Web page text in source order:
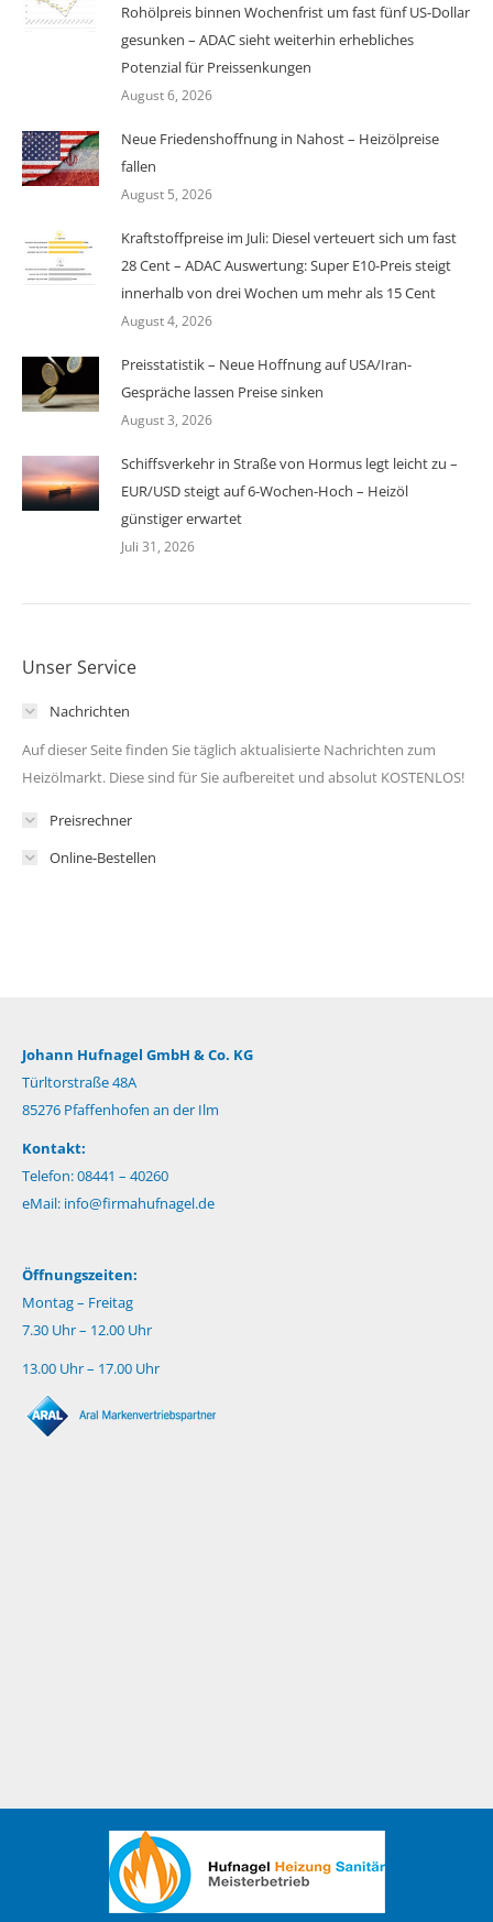
Rohölpreis binnen Wochenfrist um fast fünf US-Dollar
gesunken – ADAC sieht weiterhin erhebliches
Potenzial für Preissenkungen
August 6, 2026
Neue Friedenshoffnung in Nahost – Heizölpreise
fallen
August 5, 2026
Kraftstoffpreise im Juli: Diesel verteuert sich um fast
28 Cent – ADAC Auswertung: Super E10-Preis steigt
innerhalb von drei Wochen um mehr als 15 Cent
August 4, 2026
Preisstatistik – Neue Hoffnung auf USA/Iran-
Gespräche lassen Preise sinken
August 3, 2026
Schiffsverkehr in Straße von Hormus legt leicht zu –
EUR/USD steigt auf 6-Wochen-Hoch – Heizöl
günstiger erwartet
Juli 31, 2026
Unser Service
Nachrichten
Auf dieser Seite finden Sie täglich aktualisierte Nachrichten zum
Heizölmarkt. Diese sind für Sie aufbereitet und absolut KOSTENLOS!
Preisrechner
Online-Bestellen
Johann Hufnagel GmbH & Co. KG
Türltorstraße 48A
85276 Pfaffenhofen an der Ilm
Kontakt:
Telefon: 08441 – 40260
eMail: info@firmahufnagel.de
Öffnungszeiten:
Montag – Freitag
7.30 Uhr – 12.00 Uhr
13.00 Uhr – 17.00 Uhr